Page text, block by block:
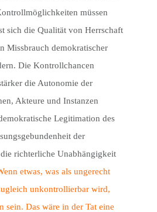
müssen
sich die Qualität von Herrschaft
Missbrauch demokratischer
Die Kontrollchancen
die Autonomie der
Akteure und Instanzen
Legitimation des
der
richterliche Unabhängigkeit
etwas, was als ungerecht
unkontrollierbar wird,
sein. Das wäre in der Tat eine